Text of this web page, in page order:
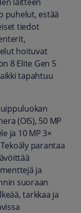
puhelut, estää
tiedot
hoituvat
8 Elite Gen 5
tapahtuu
(OIS), 50 MP
ja 10 MP 3×
parantaa
ja
suoraan
tarkkaa ja